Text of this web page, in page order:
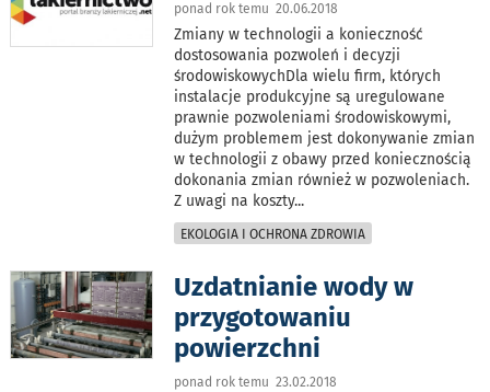
ponad rok temu 20.06.2018
Zmiany w technologii a konieczność
dostosowania pozwoleń i decyzji
środowiskowychDla wielu firm, których
instalacje produkcyjne są uregulowane
prawnie pozwoleniami środowiskowymi,
dużym problemem jest dokonywanie zmian
w technologii z obawy przed koniecznością
dokonania zmian również w pozwoleniach.
Z uwagi na koszty...
EKOLOGIA I OCHRONA ZDROWIA
Uzdatnianie wody w
przygotowaniu
powierzchni
ponad rok temu 23.02.2018